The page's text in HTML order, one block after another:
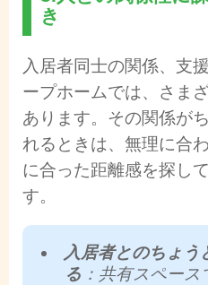
き
入居者同士の関係、
ープホームでは、さま
あります。その関係が
れるときは、無理に合
に合った距離感を探し
す。
入居者とのちょう
る ：共有スペー